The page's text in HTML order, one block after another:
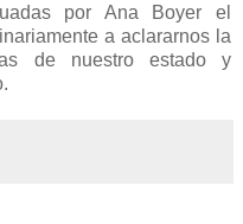
por Ana Boyer el
a aclararnos la
de nuestro estado y